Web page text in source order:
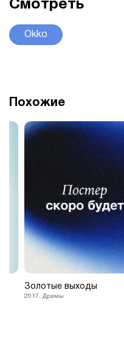
Смотреть
Okko
Похожие
Золотые выходы
2017, Драмы